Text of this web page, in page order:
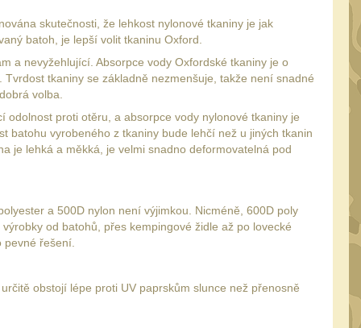
skutečnosti, že lehkost nylonové tkaniny je jak
batoh, je lepší volit tkaninu Oxford.
a nevyžehlující. Absorpce vody Oxfordské tkaniny je o
tkaniny se základně nezmenšuje, takže není snadné
volba.
proti otěru, a absorpce vody nylonové tkaniny je
batohu vyrobeného z tkaniny bude lehčí než u jiných tkanin
je lehká a měkká, je velmi snadno deformovatelná pod
a 500D nylon není výjimkou. Nicméně, 600D poly
od batohů, přes kempingové židle až po lovecké
řešení.
obstojí lépe proti UV paprskům slunce než přenosně